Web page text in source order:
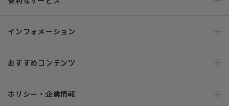
インフォメーション
おすすめコンテンツ
ポリシー・企業情報